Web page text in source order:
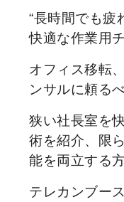
“長時間でも疲
快適な作業用
オフィス移転
ンサルに頼る
狭い社長室を
術を紹介、限
能を両立する
テレカンブー